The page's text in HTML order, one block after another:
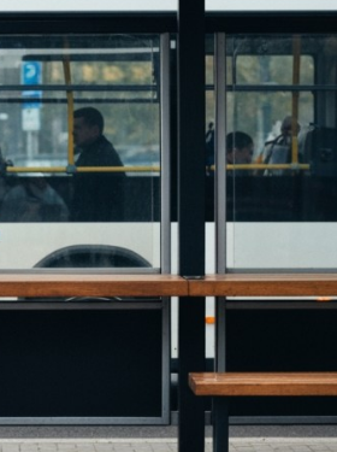
Fryzjer
Kino
Poczta